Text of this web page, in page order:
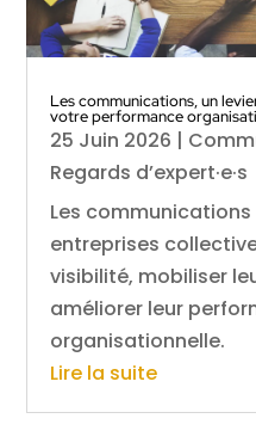
Les communications, un
votre performance
25 Juin 2026 |
Regards d’expert·e·s
Les
entreprises
visibilité, mobiliser
améliorer leur
organisationnelle.
Lire la suite